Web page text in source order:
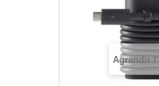
Agrandir